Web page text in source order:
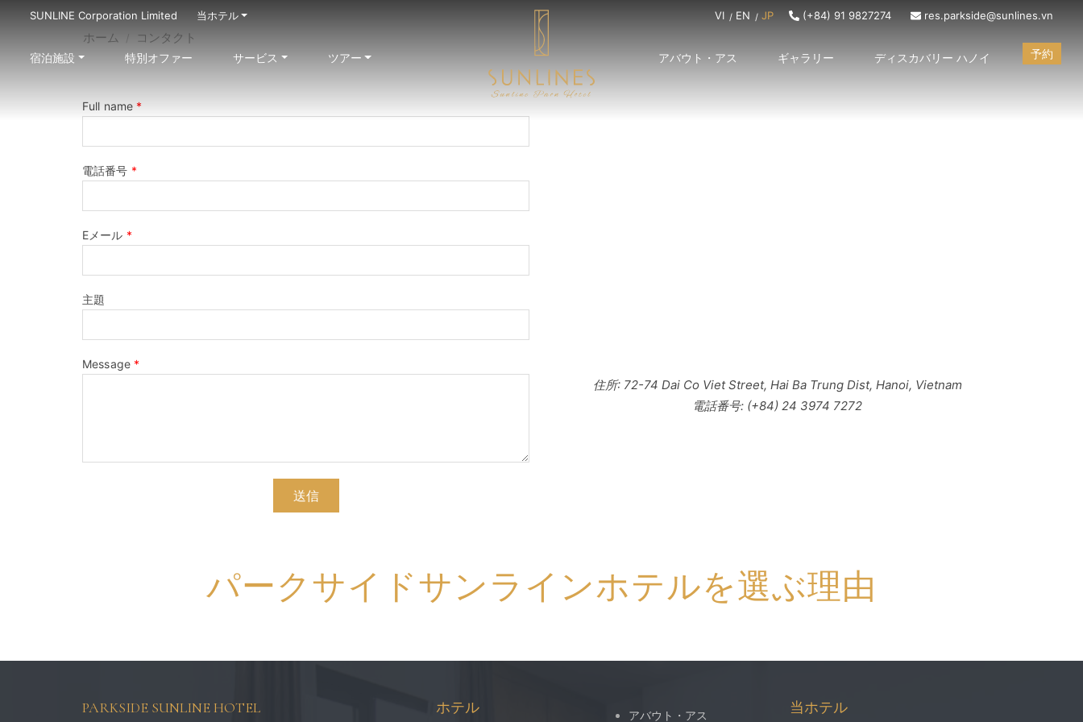
SUNLINE Corporation Limited 当ホテル VI EN JP (+84) 91 9827274 res.parkside@sunlines.vn
宿泊施設 特別オファー サービス ツアー アバウト・アス ギャラリー ディスカバリー ハノイ 予約
ホーム コンタクト
Full name*
電話番号 *
Eメール *
主題
Message *
送信
住所: 72-74 Dai Co Viet Street, Hai Ba Trung Dist, Hanoi, Vietnam
電話番号: (+84) 24 3974 7272
パークサイドサンラインホテルを選ぶ理由
PARKSIDE SUNLINE HOTEL ホテル アバウト・アス 当ホテル